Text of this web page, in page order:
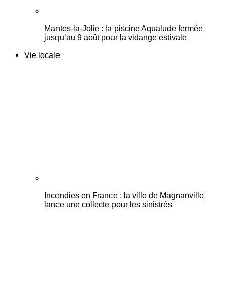
Mantes-la-Jolie : la piscine Aqualude fermée
jusqu’au 9 août pour la vidange estivale
Vie locale
Incendies en France : la ville de Magnanville
lance une collecte pour les sinistrés